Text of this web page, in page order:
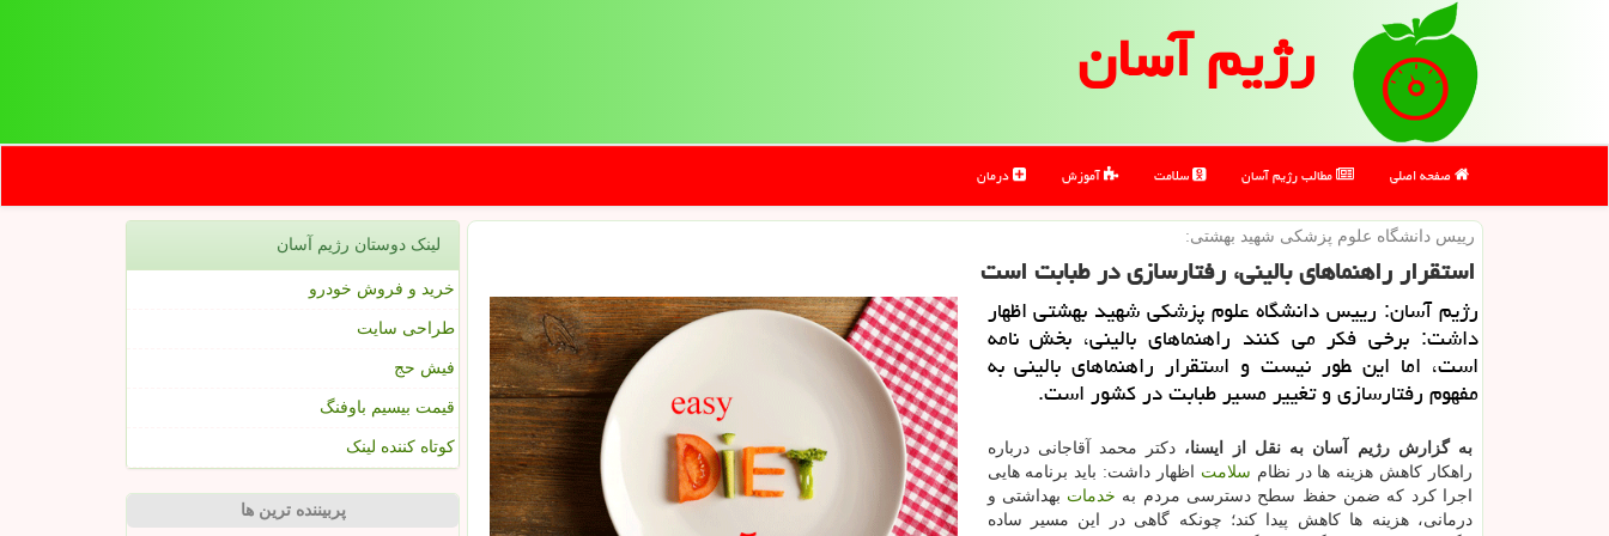
رژیم آسان
صفحه اصلی مطالب رژیم آسان سلامت آموزش درمان
رییس دانشگاه علوم پزشكی شهید بهشتی:
استقرار راهنماهای بالینی، رفتارسازی در طبابت است
رژیم آسان: رییس دانشگاه علوم پزشكی شهید بهشتی اظهار
داشت: برخی فكر می كنند راهنماهای بالینی، بخش نامه
است، اما این ‍طور نیست و استقرار راهنماهای بالینی به
مفهوم رفتارسازی و تغییر مسیر طبابت در كشور است.
به گزارش رژیم آسان به نقل از ایسنا، دكتر محمد آقاجانی درباره
راهكار كاهش هزینه ها در نظام سلامت اظهار داشت: باید برنامه هایی
اجرا كرد كه ضمن حفظ سطح دسترسی مردم به خدمات بهداشتی و
درمانی، هزینه ها كاهش پیدا كند؛ چونكه گاهی در این مسیر ساده
لینک دوستان رژیم آسان
خرید و فروش خودرو
طراحی سایت
فیش حج
قیمت بیسیم باوفنگ
کوتاه کننده لینک
پربیننده ترین ها